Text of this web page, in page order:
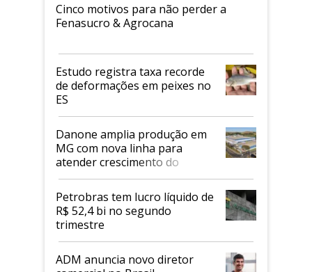
Cinco motivos para não perder a
Fenasucro & Agrocana
Estudo registra taxa recorde
de deformações em peixes no
ES
Danone amplia produção em
MG com nova linha para
atender crescimento do
mercado de alimentos
proteicos
Petrobras tem lucro líquido de
R$ 52,4 bi no segundo
trimestre
ADM anuncia novo diretor